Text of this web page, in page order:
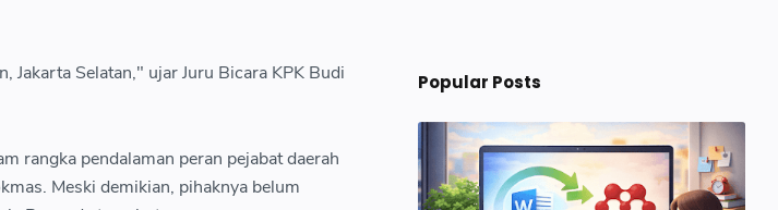
Jakarta Selatan," ujar Juru Bicara KPK Budi
rangka pendalaman peran pejabat daerah
Meski demikian, pihaknya belum
Popular Posts